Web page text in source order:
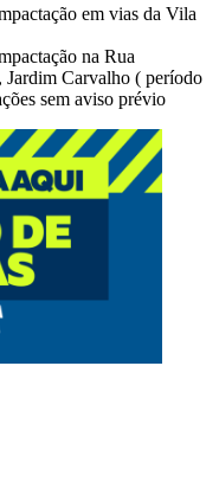
em vias da Vila
na Rua
Jardim Carvalho ( período
sem aviso prévio